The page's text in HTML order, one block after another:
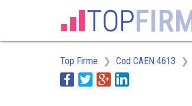
Top Firme Cod CAEN 4613